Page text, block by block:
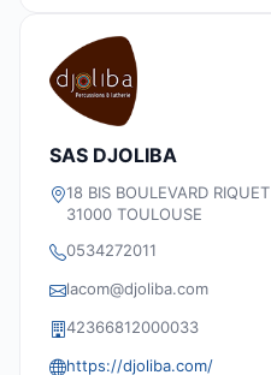
SAS DJOLIBA
18 BIS BOULEVARD RIQUET
31000 TOULOUSE
0534272011
lacom@djoliba.com
42366812000033
https://djoliba.com/